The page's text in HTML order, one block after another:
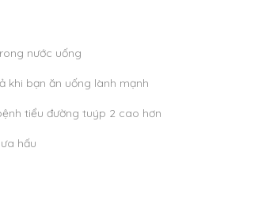
nước uống
bạn ăn uống lành mạnh
tiểu đường tuýp 2 cao hơn
hấu